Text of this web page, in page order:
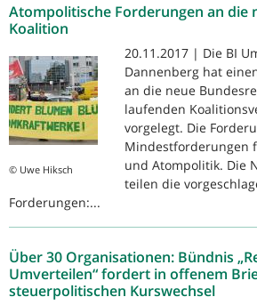
Atompolitische Forderungen an die
Koalition
© Uwe Hiksch
20.11.2017 | Die BI
Dannenberg hat
an die neue
laufenden
vorgelegt. Die
Mindestforderungen
und Atompolitik. Die
teilen die
Forderungen:...
Über 30 Organisationen: Bündnis
Umverteilen“ fordert in offenem
steuerpolitischen Kurswechsel